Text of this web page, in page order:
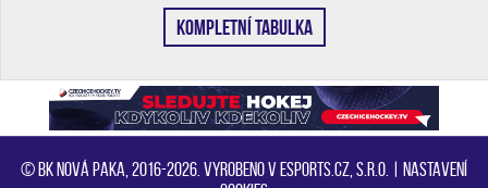
KOMPLETNÍ TABULKA
© BK Nová Paka, 2016-2026. Vyrobeno v eSports.cz, s.r.o. | Nastavení